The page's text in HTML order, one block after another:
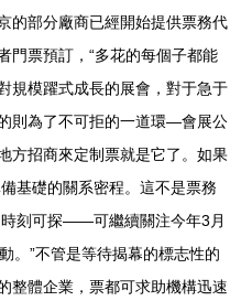
的部分廠商已經開始提供票務代
票預訂，“多花的每個子都能
規模躍式成長的展會，對于急于
則為了不可拒的一道環—會展公
方招商來定制票就是它了。如果
基礎的關系密程。這不是票務
刻可探——可繼續關注今年3月
。”不管是等待揭幕的標志性的
整體企業，票都可求助機構迅速